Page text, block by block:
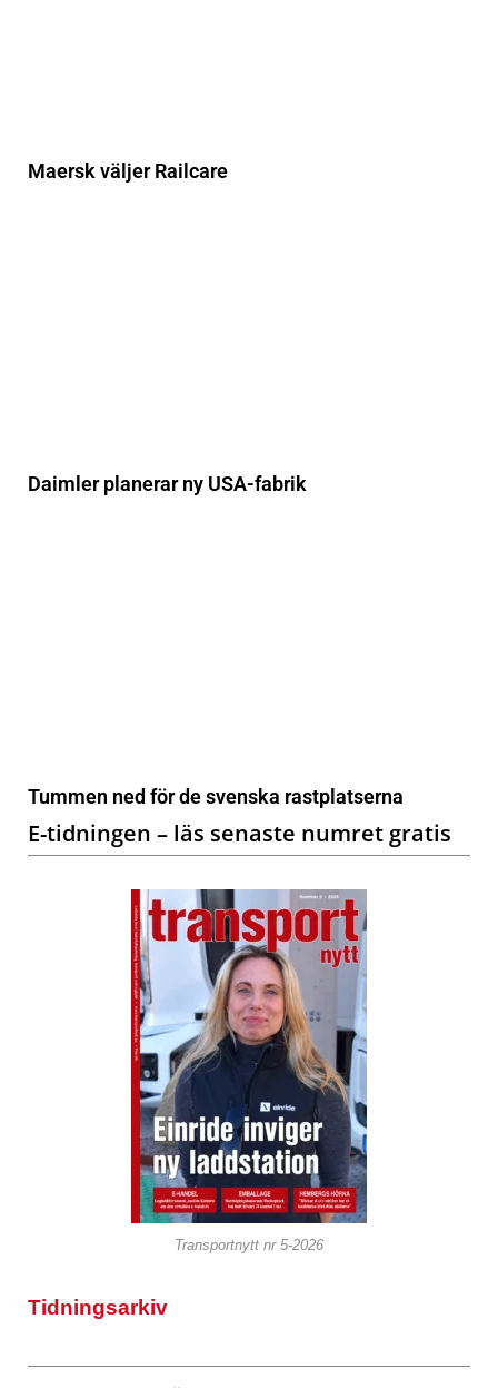
Maersk väljer Railcare
Daimler planerar ny USA-fabrik
Tummen ned för de svenska rastplatserna
E-tidningen – läs senaste numret gratis
Transportnytt nr 5-2026
Tidningsarkiv